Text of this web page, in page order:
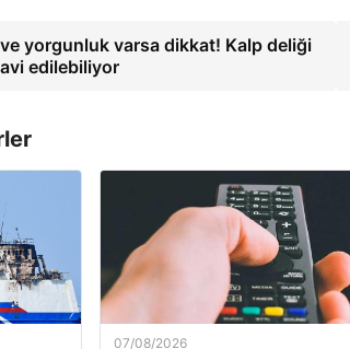
ve yorgunluk varsa dikkat! Kalp deliği
edilebiliyor
07/08/2026